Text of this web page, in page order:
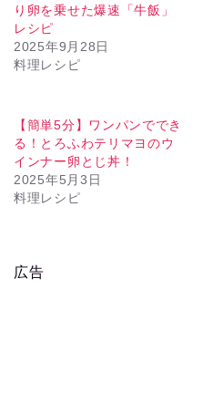
り卵を乗せた爆速「牛飯」
レシピ
2025年9月28日
料理レシピ
【簡単5分】ワンパンででき
る！とろふわテリマヨのウ
インナー卵とじ丼！
2025年5月3日
料理レシピ
広告